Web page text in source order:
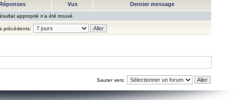
Vus Dernier message
approprié n’a été trouvé.
précédents:
Sauter vers: